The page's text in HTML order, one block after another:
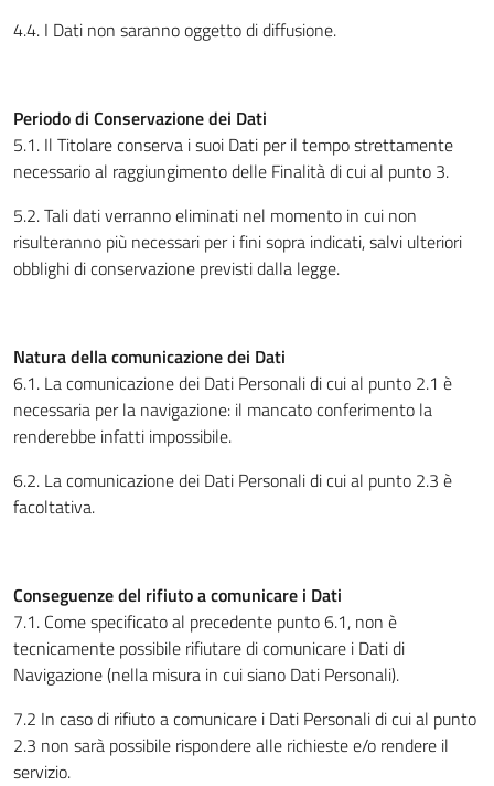
4.4. I Dati non saranno oggetto di diffusione.
Periodo di Conservazione dei Dati
5.1. Il Titolare conserva i suoi Dati per il tempo strettamente
necessario al raggiungimento delle Finalità di cui al punto 3.
5.2. Tali dati verranno eliminati nel momento in cui non
risulteranno più necessari per i fini sopra indicati, salvi ulteriori
obblighi di conservazione previsti dalla legge.
Natura della comunicazione dei Dati
6.1. La comunicazione dei Dati Personali di cui al punto 2.1 è
necessaria per la navigazione: il mancato conferimento la
renderebbe infatti impossibile.
6.2. La comunicazione dei Dati Personali di cui al punto 2.3 è
facoltativa.
Conseguenze del rifiuto a comunicare i Dati
7.1. Come specificato al precedente punto 6.1, non è
tecnicamente possibile rifiutare di comunicare i Dati di
Navigazione (nella misura in cui siano Dati Personali).
7.2 In caso di rifiuto a comunicare i Dati Personali di cui al punto
2.3 non sarà possibile rispondere alle richieste e/o rendere il
servizio.